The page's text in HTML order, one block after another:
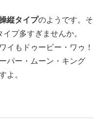
縦タイプのようです。そ
プ多すぎませんか。
イもドゥービー・ワゥ！
パー・ムーン・キング
よ。